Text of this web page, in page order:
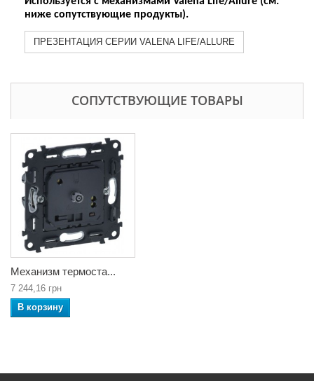
ниже сопутствующие продукты).
ПРЕЗЕНТАЦИЯ СЕРИИ VALENA LIFE/ALLURE
СОПУТСТВУЮЩИЕ ТОВАРЫ
Механизм термоста...
7 244,16 грн
В корзину